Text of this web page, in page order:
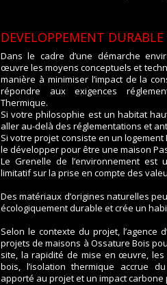
DEVELOPPEMENT DURABLE
Dans le cadre d’une démarche
œuvre les moyens conceptuels et
manière à minimiser l’impact de la
répondre aux exigences
Thermique.
Si votre philosophie est un habitat
aller au-delà des réglementations et
Si votre projet consiste en un
le développer pour être une maison
Le Grenelle de l’environnement
limitatif sur la prise en compte des
Des matériaux d’origines naturelles
écologiquement durable et crée un
Selon le contexte du projet, l’agence
projets de maisons à Ossature Bois
site, la rapidité de mise en œuvre,
bois, l’isolation thermique accrue
apporté au projet et un impact